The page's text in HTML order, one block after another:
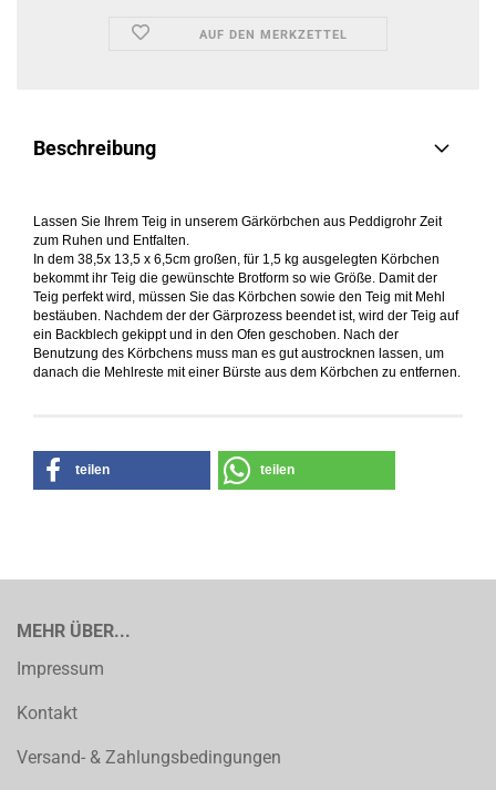
AUF DEN MERKZETTEL
Beschreibung
Lassen Sie Ihrem Teig in unserem Gärkörbchen aus Peddigrohr Zeit
zum Ruhen und Entfalten.
In dem 38,5x 13,5 x 6,5cm großen, für 1,5 kg ausgelegten Körbchen
bekommt ihr Teig die gewünschte Brotform so wie Größe. Damit der
Teig perfekt wird, müssen Sie das Körbchen sowie den Teig mit Mehl
bestäuben. Nachdem der der Gärprozess beendet ist, wird der Teig auf
ein Backblech gekippt und in den Ofen geschoben. Nach der
Benutzung des Körbchens muss man es gut austrocknen lassen, um
danach die Mehlreste mit einer Bürste aus dem Körbchen zu entfernen.
teilen teilen
MEHR ÜBER...
Impressum
Kontakt
Versand- & Zahlungsbedingungen